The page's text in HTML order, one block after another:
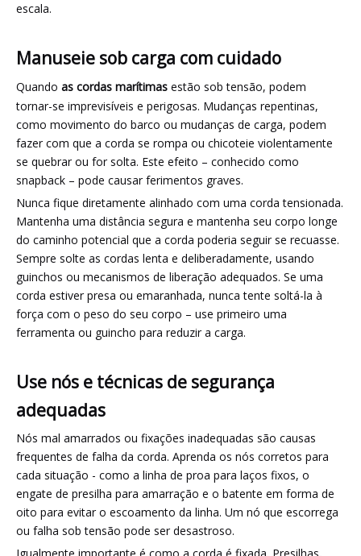
escala.
Manuseie sob carga com cuidado
Quando as cordas marítimas estão sob tensão, podem
tornar-se imprevisíveis e perigosas. Mudanças repentinas,
como movimento do barco ou mudanças de carga, podem
fazer com que a corda se rompa ou chicoteie violentamente
se quebrar ou for solta. Este efeito – conhecido como
snapback – pode causar ferimentos graves.
Nunca fique diretamente alinhado com uma corda tensionada.
Mantenha uma distância segura e mantenha seu corpo longe
do caminho potencial que a corda poderia seguir se recuasse.
Sempre solte as cordas lenta e deliberadamente, usando
guinchos ou mecanismos de liberação adequados. Se uma
corda estiver presa ou emaranhada, nunca tente soltá-la à
força com o peso do seu corpo – use primeiro uma
ferramenta ou guincho para reduzir a carga.
Use nós e técnicas de segurança
adequadas
Nós mal amarrados ou fixações inadequadas são causas
frequentes de falha da corda. Aprenda os nós corretos para
cada situação - como a linha de proa para laços fixos, o
engate de presilha para amarração e o batente em forma de
oito para evitar o escoamento da linha. Um nó que escorrega
ou falha sob tensão pode ser desastroso.